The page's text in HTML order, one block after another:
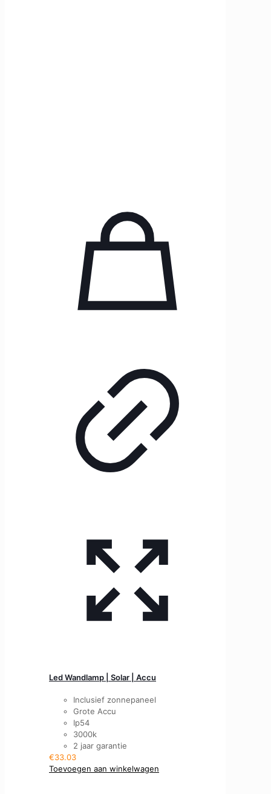
Led Wandlamp | Solar | Accu
Inclusief zonnepaneel
Grote Accu
Ip54
3000k
2 jaar garantie
€33.03
Toevoegen aan winkelwagen